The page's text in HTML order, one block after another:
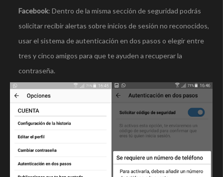
Facebook: Dentro de la misma sección de seguridad podrás
solicitar recibir alertas sobre inicios de sesión no reconocidos,
usar el sistema de autenticación en dos pasos o elegir entre
tres y cinco amigos para que te ayuden a recuperar la
contraseña.